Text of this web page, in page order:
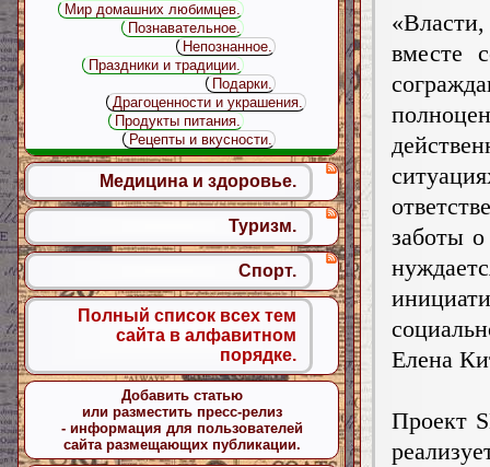
вместе
заботы
Елена
Проект
Мир домашних любимцев.
Познавательное.
Непознанное.
Праздники и традиции.
Подарки.
Драгоценности и украшения.
Продукты питания.
Рецепты и вкусности.
Медицина и здоровье.
Туризм.
Спорт.
Полный список всех тем
сайта в алфавитном
порядке.
Добавить статью
или разместить пресс-релиз
- информация для пользователей
сайта размещающих публикации.